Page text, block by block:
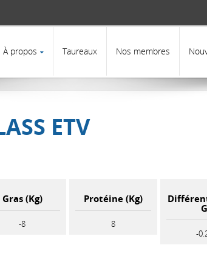
À propos Taureaux Nos membres
ETV
Gras (Kg)
-8
Protéine (Kg)
8
G
-